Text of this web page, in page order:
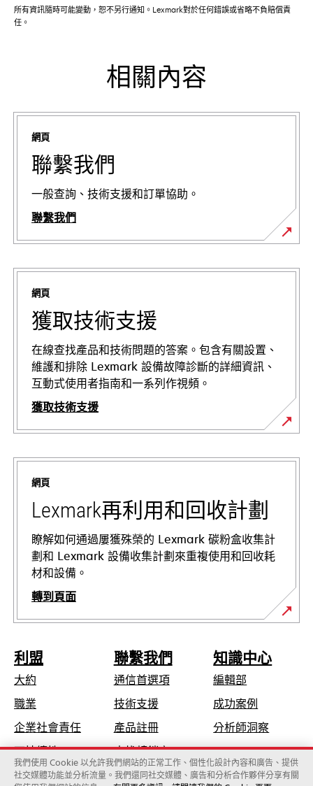
所有資訊隨時可能變動，恕不另行通知。Lexmark對於任何錯誤或省略不負賠償責
任。
相關內容
網頁
聯繫我們
一般查詢、技術支援和訂單協助。
聯繫我們
網頁
獲取技術支援
在線查找產品和技術問題的答案。包含有關設置、
維護和排除 Lexmark 設備故障診斷的詳細資訊、
互動式使用者指南和一系列作視頻。
獲取技術支援
在
新
網頁
Lexmark再利用和回收計劃
瞭解如何通過屢獲殊榮的 Lexmark 碳粉盒收集計
劃和 Lexmark 設備收集計劃來重複使用和回收耗
材和設備。
轉到頁面
利盟
大約
職業
企業社會責任在
新
標
籤
可持續性
聯繫我們
通信首選項
技術支援在
標
籤
中
產品註冊
查找轉銷商
知識中心
編輯部
成功案例
分析師洞察
我們使用 Cookie 以允許我們網站的正常工作、個性化設計內容和廣告、提供
社交媒體功能並分析流量。我們還同社交媒體、廣告和分析合作夥伴分享有關